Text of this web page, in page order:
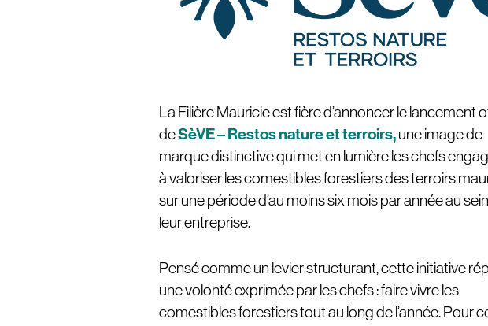
La Filière Mauricie est fière d’annoncer le lancement
deSèVE – Restos nature et terroirs,une image de
marque distinctive qui met en lumière les chefs
à valoriser les comestibles forestiers des terroirs
sur une période d’au moins six mois par année au
leur entreprise.
Pensé comme un levier structurant, cette initiative
une volonté exprimée par les chefs : faire vivre les
comestibles forestiers tout au long de l’année. Pour